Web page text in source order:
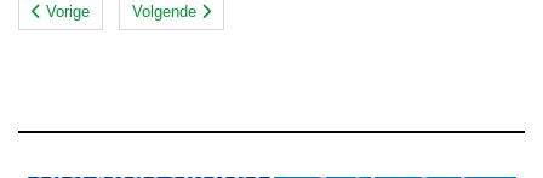
Vorige Volgende